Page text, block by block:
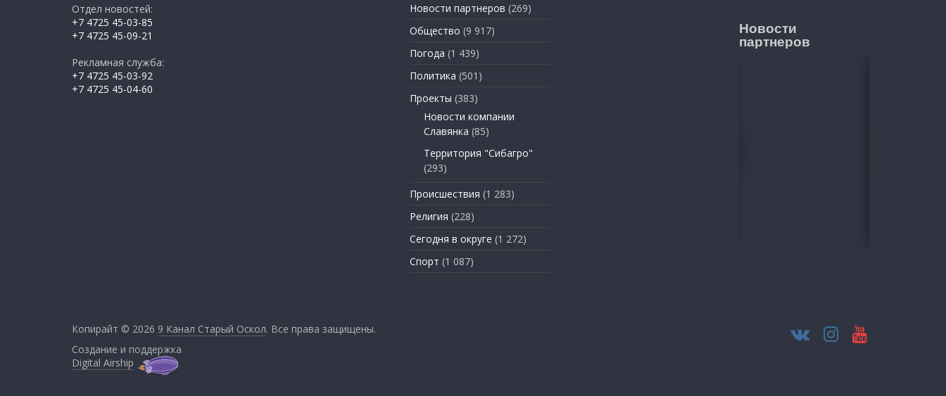
Отдел новостей:
+7 4725 45-03-85
+7 4725 45-09-21
Рекламная служба:
+7 4725 45-03-92
+7 4725 45-04-60
Новости партнеров (269)
Общество (9 917)
Погода (1 439)
Политика (501)
Проекты (383)
Новости компании
Славянка (85)
Территория "Сибагро"
(293)
Происшествия (1 283)
Религия (228)
Сегодня в округе (1 272)
Спорт (1 087)
Новости
партнеров
Копирайт © 2026 9 Канал Старый Оскол. Все права защищены.
Создание и поддержка
Digital Airship